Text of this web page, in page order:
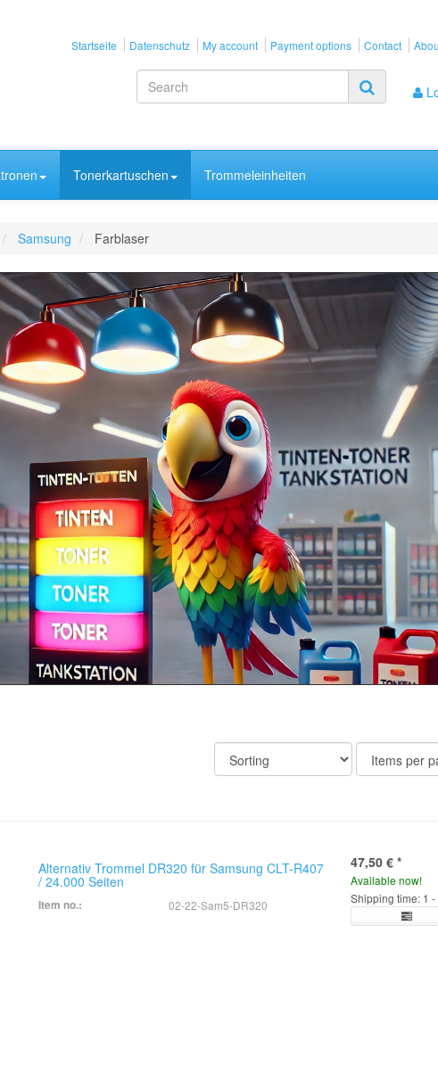
Startseite Datenschutz My account Payment options Contact
Tonerkartuschen Trommeleinheiten
Samsung Farblaser
Alternativ Trommel DR320 für Samsung CLT-R407
/ 24.000 Seiten
Item no.: 02-22-Sam5-DR320
47,50 € *
Available now!
Shipping time: 1